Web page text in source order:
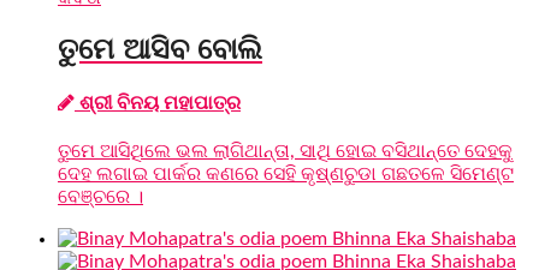
ତୁମେ ଆସିବ ବୋଲି
ଶ୍ରୀ ବିନୟ ମହାପାତ୍ର
ତୁମେ ଆସିଥିଲେ ଭଲ ଲାଗିଥାନ୍ତା, ସାଥି ହୋଇ ବସିଥାନ୍ତେ ଦେହକୁ
ଦେହ ଲଗାଇ ପାର୍କର କଣରେ ସେହି କୃଷ୍ଣଚୁଡା ଗଛତଳେ ସିମେଣ୍ଟ
ବେଞ୍ଚରେ ।